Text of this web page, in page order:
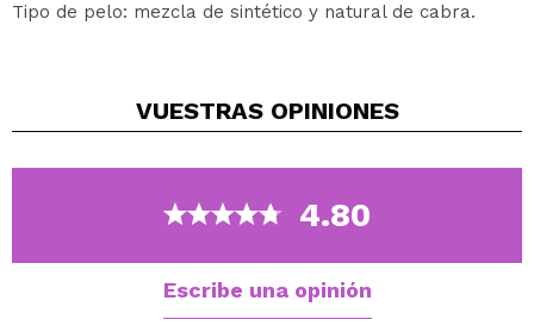
Tipo de pelo: mezcla de sintético y natural de cabra.
VUESTRAS OPINIONES
4.80
Escribe una opinión